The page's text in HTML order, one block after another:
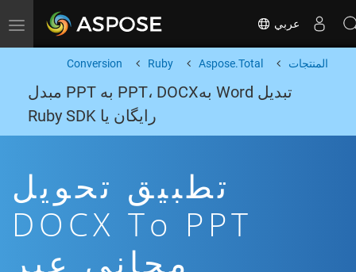
Toggle navigation عربي
المنتجات Aspose.Total
Ruby
Conversion
تبدیل Word بهPPT، DOCX به PPT مبدل
رایگان یا Ruby SDK
تطبيق تحويل
DOCX To PPT
مجاني عبر